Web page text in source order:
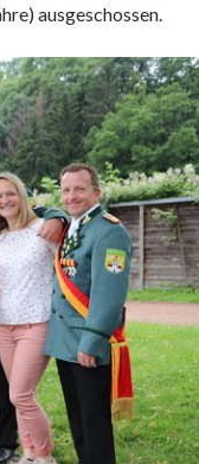
ausgeschossen.